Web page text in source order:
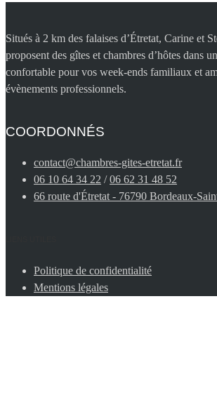
Situés à 2 km des falaises d’Étretat, Carine et
proposent des gîtes et chambres d’hôtes dans
confortable pour vos week-ends familiaux et
évènements professionnels.
COORDONNÉS
contact@chambres-gites-etretat.fr
06 10 64 34 22 /06 62 31 48 52
66 route d'Étretat - 76790 Bordeaux-
Politique de confidentialité
Mentions légales